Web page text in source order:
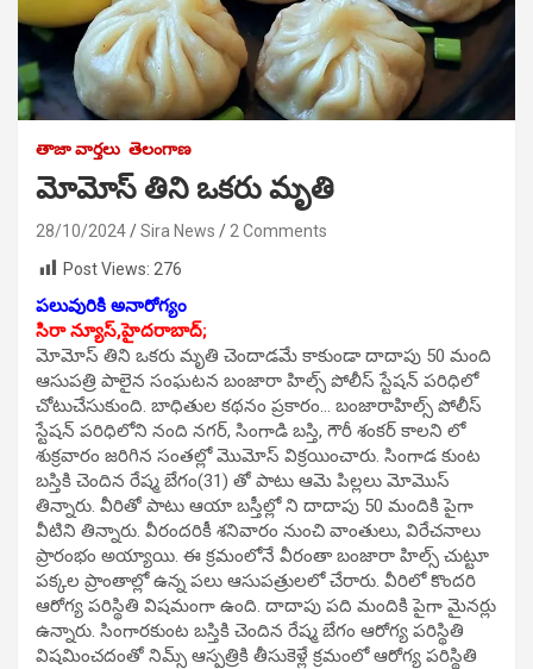
తాజా వార్తలు తెలంగాణ
మోమోస్ తిని ఒకరు మృతి
28/10/2024 Sira News
2 Comments
Post Views: 276
పలువురికి అనారోగ్యం
సిరా న్యూస్,హైదరాబాద్;
మోమోస్ తిని ఒకరు మృతి చెందాడమే కాకుండా దాదాపు 50 మంది
ఆసుపత్రి పాలైన సంఘటన బంజారా హిల్స్ పోలీస్ స్టేషన్ పరిధిలో
చోటుచేసుకుంది. బాధితుల కథనం ప్రకారం… బంజారాహిల్స్ పోలీస్
స్టేషన్ పరిధిలోని నంది నగర్, సింగాడి బస్తి, గౌరీ శంకర్ కాలని లో
శుక్రవారం జరిగిన సంతల్లో మొమోస్ విక్రయించారు. సింగాడ కుంట
బస్తికి చెందిన రేష్మ బేగం(31) తో పాటు ఆమె పిల్లలు మోమొస్
తిన్నారు. వీరితో పాటు ఆయా బస్తీల్లో ని దాదాపు 50 మందికి పైగా
వీటిని తిన్నారు. వీరందరికీ శనివారం నుంచి వాంతులు, విరేచనాలు
ప్రారంభం అయ్యాయి. ఈ క్రమంలోనే వీరంతా బంజారా హిల్స్ చుట్టూ
పక్కల ప్రాంతాల్లో ఉన్న పలు ఆసుపత్రులలో చేరారు. వీరిలో కొందరి
ఆరోగ్య పరిస్థితి విషమంగా ఉంది. దాదాపు పది మందికి పైగా మైనర్లు
ఉన్నారు. సింగారకుంట బస్తికి చెందిన రేష్మ బేగం ఆరోగ్య పరిస్థితి
విషమించదంతో నిమ్స్ ఆస్పత్రికి తీసుకెళ్లే క్రమంలో ఆరోగ్య పరిస్థితి